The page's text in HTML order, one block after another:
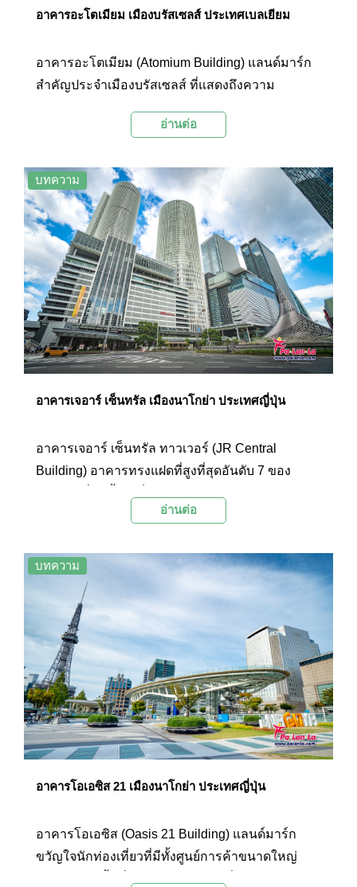
อาคารอะโตเมียม เมืองบรัสเซลส์ ประเทศเบลเยียม
อาคารอะโตเมียม (Atomium Building) แลนด์มาร์ก
สำคัญประจำเมืองบรัสเซลส์ ที่แสดงถึงความ
ได้เป็นอย่างดี นับเป็นสถาปัตยกรรมสำหรับงานเวิลด์
หนึ่งของโลก ปัจจุบันอาคารแห่งนี้เป็นจุดหมายสำคัญ
ของนักท่องเที่ยวทุกคนที่มาเยือนเมืองบรัสเซลส์
อ่านต่อ
บทความ
อาคารเจอาร์ เซ็นทรัล เมืองนาโกย่า ประเทศญี่ปุ่น
อาคารเจอาร์ เซ็นทรัล ทาวเวอร์ (JR Central
Building) อาคารทรงแฝดที่สูงที่สุดอันดับ 7 ของ
สำคัญที่สุดแห่งหนึ่งของภูมิภาคชูบุ และยังเป็นที่ตั้ง
และจุดชมวิวยอดนิยมของเมืองนาโกย่าอีกด้วย
อ่านต่อ
บทความ
อาคารโอเอซิส 21 เมืองนาโกย่า ประเทศญี่ปุ่น
อาคารโอเอซิส (Oasis 21 Building) แลนด์มาร์ก
ขวัญใจนักท่องเที่ยวที่มีทั้งศูนย์การค้าขนาดใหญ่